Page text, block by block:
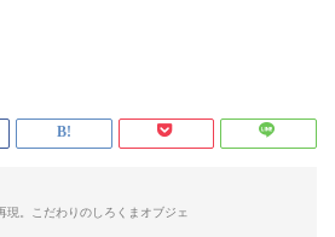
現。こだわりのしろくまオブジェ